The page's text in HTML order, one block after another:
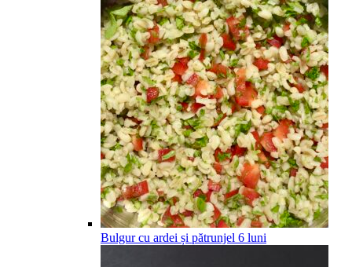
Bulgur cu ardei și pătrunjel 6 luni